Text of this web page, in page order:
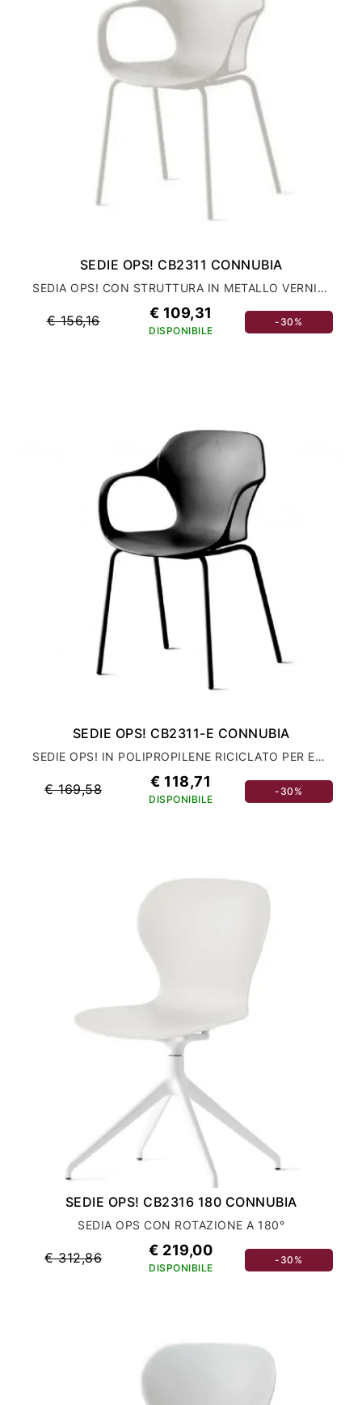
SEDIE OPS! CB2311 CONNUBIA
SEDIA OPS! CON STRUTTURA IN METALLO VERNICIATO
€ 156,16 € 109,31
DISPONIBILE
-30%
SEDIE OPS! CB2311-E CONNUBIA
SEDIE OPS! IN POLIPROPILENE RICICLATO PER ESTERNO
€ 169,58 € 118,71
DISPONIBILE
-30%
SEDIE OPS! CB2316 180 CONNUBIA
SEDIA OPS CON ROTAZIONE A 180°
€ 312,86 € 219,00
DISPONIBILE
-30%